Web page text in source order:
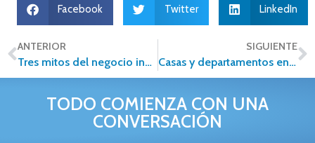
Facebook Twitter LinkedIn
ANTERIOR
Tres mitos del negocio inmobiliario que todo emprendedor debe conocer
SIGUIENTE
Casas y departamentos en renta; Principales ventajas de alquilar
TODO COMIENZA CON UNA
CONVERSACIÓN